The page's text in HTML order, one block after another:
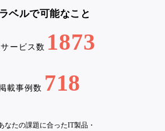
ベルで可能なこと
ービス数 1873
載事例数 718
なたの課題に合ったIT製品・